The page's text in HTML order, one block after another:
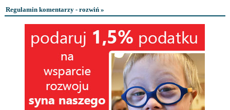
Regulamin komentarzy - rozwiń »